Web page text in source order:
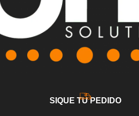
SIQUE TU PEDIDO